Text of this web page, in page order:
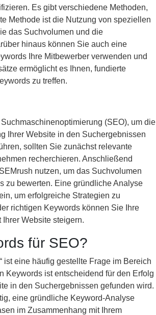
Es gibt verschiedene Methoden,
Methode ist die Nutzung von speziellen
das Suchvolumen und die
hinaus können Sie auch eine
Ihre Mitbewerber verwenden und
ermöglicht es Ihnen, fundierte
zu treffen.
(SEO), um die
Ihrer Website in den Suchergebnissen
sollten Sie zunächst relevante
recherchieren. Anschließend
nutzen, um das Suchvolumen
zu bewerten. Eine gründliche Analyse
um erfolgreiche Strategien zu
richtigen Keywords können Sie Ihre
Website steigern.
für SEO?
ist eine häufig gestellte Frage im Bereich
Keywords ist entscheidend für den Erfolg
in den Suchergebnissen gefunden wird.
eine gründliche Keyword-Analyse
im Zusammenhang mit Ihrem